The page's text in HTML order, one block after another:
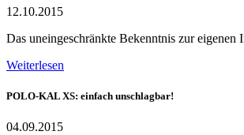
12.10.2015
Das uneingeschränkte Bekenntnis zur eigenen
Weiterlesen
POLO-KAL XS: einfach unschlagbar!
04.09.2015